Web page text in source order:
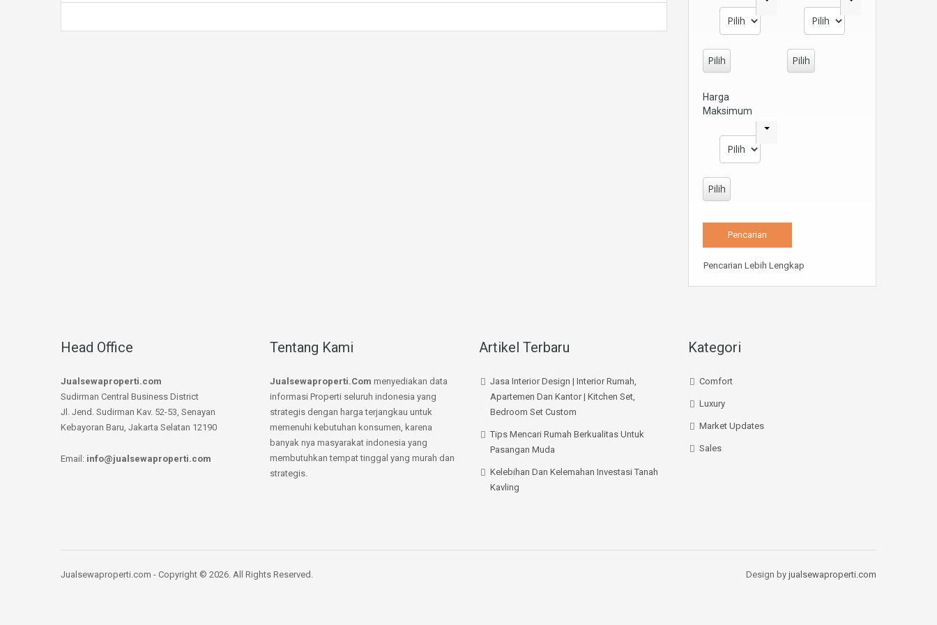
Pilih Pilih
Harga
Maksimum
Pilih
Pencarian Lebih Lengkap
Head Office
Jualsewaproperti.com
Sudirman Central Business District
Jl. Jend. Sudirman Kav. 52-53, Senayan
Kebayoran Baru, Jakarta Selatan 12190
Email: info@jualsewaproperti.com
Tentang Kami
Jualsewaproperti.Com menyediakan data
informasi Properti seluruh indonesia yang
strategis dengan harga terjangkau untuk
memenuhi kebutuhan konsumen, karena
banyak nya masyarakat indonesia yang
membutuhkan tempat tinggal yang murah dan
strategis.
Artikel Terbaru
Jasa Interior Design | Interior Rumah,
Apartemen Dan Kantor | Kitchen Set,
Bedroom Set Custom
Tips Mencari Rumah Berkualitas Untuk
Pasangan Muda
Kelebihan Dan Kelemahan Investasi Tanah
Kavling
Kategori
Comfort
Luxury
Market Updates
Sales
Jualsewaproperti.com - Copyright © 2026. All Rights Reserved. Design by jualsewaproperti.com